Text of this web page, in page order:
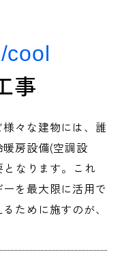
cool
事
々な建物には、誰
房設備(空調設
なります。これ
を最大限に活用で
ために施すのが、